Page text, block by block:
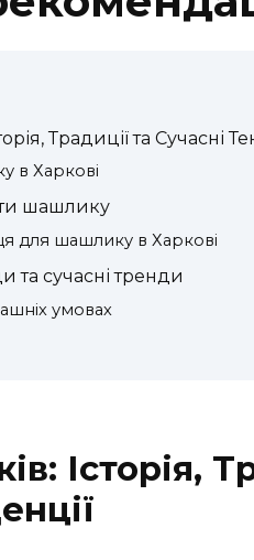
Традиції та Сучасні
в Харкові
шашлику
для шашлику в Харкові
та сучасні тренди
умовах
Історія,